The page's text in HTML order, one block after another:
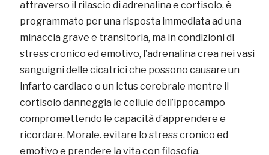
attraverso il rilascio di adrenalina e cortisolo, è
programmato per una risposta immediata ad una
minaccia grave e transitoria, ma in condizioni di
stress cronico ed emotivo, l’adrenalina crea nei vasi
sanguigni delle cicatrici che possono causare un
infarto cardiaco o un ictus cerebrale mentre il
cortisolo danneggia le cellule dell’ippocampo
compromettendo le capacità d’apprendere e
ricordare. Morale. evitare lo stress cronico ed
emotivo e prendere la vita con filosofia.